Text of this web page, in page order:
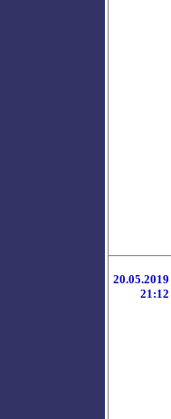
20.05.2019
21:12